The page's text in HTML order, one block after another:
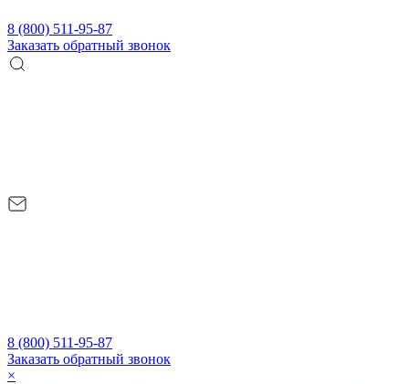
8 (800) 511-95-87
Заказать обратный звонок
8 (800) 511-95-87
Заказать обратный звонок
×